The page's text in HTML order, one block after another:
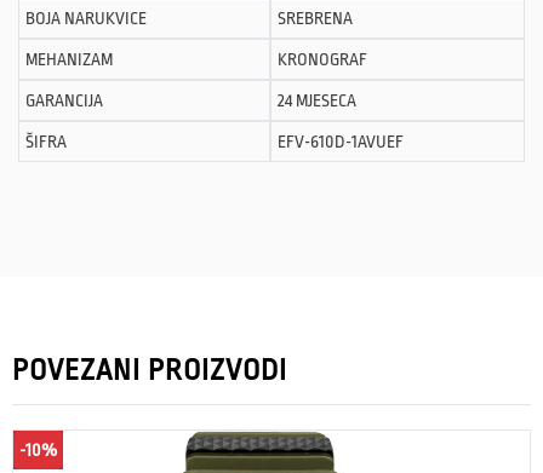
BOJA NARUKVICE SREBRENA
MEHANIZAM KRONOGRAF
GARANCIJA 24 MJESECA
ŠIFRA EFV-610D-1AVUEF
POVEZANI PROIZVODI
-10%